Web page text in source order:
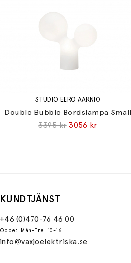
STUDIO EERO AARNIO
Double Bubble Bordslampa Small
3395 kr 3056 kr
KUNDTJÄNST
+46 (0)470-76 46 00
Öppet: Mån–Fre: 10-16
info@vaxjoelektriska.se